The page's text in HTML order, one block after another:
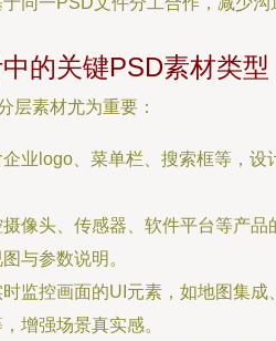
的关键PSD素材类型
层素材尤为重要：
企业logo、菜单栏、搜索框等，设
摄像头、传感器、软件平台等产品
与参数说明。
时监控画面的UI元素，如地图集成
增强场景真实感。